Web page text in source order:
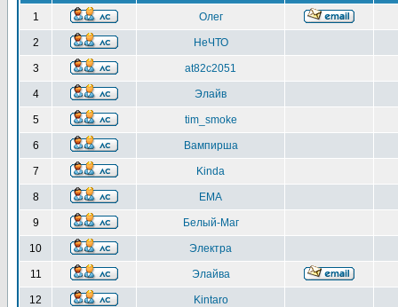
1 Олег
2 НеЧТО
3 at82c2051
4 Элайв
5 tim_smoke
6 Вампирша
7 Kinda
8 EMA
9 Белый-Маг
10 Электра
11 Элайва
12 Kintaro